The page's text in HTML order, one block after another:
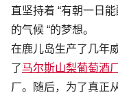
直坚持着 “有朝一日
的气候 “的梦想。
在鹿儿岛生产了几年
了马尔斯山梨葡萄酒
厂。随后，为了真正